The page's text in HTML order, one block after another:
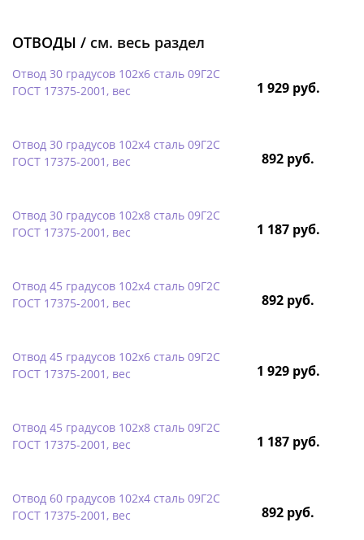
ОТВОДЫ / см. весь раздел
Отвод 30 градусов 102х6 сталь 09Г2С
ГОСТ 17375-2001, вес
1 929 руб.
Отвод 30 градусов 102х4 сталь 09Г2С
ГОСТ 17375-2001, вес
892 руб.
Отвод 30 градусов 102х8 сталь 09Г2С
ГОСТ 17375-2001, вес
1 187 руб.
Отвод 45 градусов 102х4 сталь 09Г2С
ГОСТ 17375-2001, вес
892 руб.
Отвод 45 градусов 102х6 сталь 09Г2С
ГОСТ 17375-2001, вес
1 929 руб.
Отвод 45 градусов 102х8 сталь 09Г2С
ГОСТ 17375-2001, вес
1 187 руб.
Отвод 60 градусов 102х4 сталь 09Г2С
ГОСТ 17375-2001, вес
892 руб.